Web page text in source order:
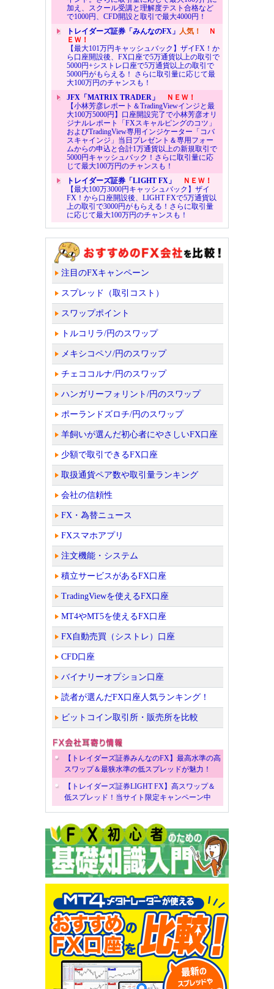
加え、スクール受講と理解度テスト合格など
で1000円、CFD開設と取引で最大4000円！
トレイダーズ証券「みんなのFX」 人気！
Ｎ
ＥＷ！
【最大101万円キャッシュバック】ザイFX！か
ら口座開設後、FX口座で5万通貨以上の取引で
5000円+シストレ口座で5万通貨以上の取引で
5000円がもらえる！ さらに取引量に応じて最
大100万円のチャンスも！
JFX「MATRIX TRADER」
ＮＥＷ！
【小林芳彦レポート＆TradingViewインジと最
大100万5000円】口座開設完了で小林芳彦オリ
ジナルレポート「FXスキャルピングのコツ」
およびTradingView専用インジケーター「コバ
スキャインジ」当日プレゼント＆専用フォー
ムからの申込と合計1万通貨以上の新規取引で
5000円キャッシュバック！さらに取引量に応
じて最大100万円のチャンスも！
トレイダーズ証券「LIGHT FX」
ＮＥＷ！
【最大100万3000円キャッシュバック】ザイ
FX！から口座開設後、LIGHT FXで5万通貨以
上の取引で3000円がもらえる！さらに取引量
に応じて最大100万円のチャンスも！
注目のFXキャンペーン
スプレッド（取引コスト）
スワップポイント
トルコリラ/円のスワップ
メキシコペソ/円のスワップ
チェココルナ/円のスワップ
ハンガリーフォリント/円のスワップ
ポーランドズロチ/円のスワップ
羊飼いが選んだ初心者にやさしいFX口座
少額で取引できるFX口座
取扱通貨ペア数や取引量ランキング
会社の信頼性
FX・為替ニュース
FXスマホアプリ
注文機能・システム
積立サービスがあるFX口座
TradingViewを使えるFX口座
MT4やMT5を使えるFX口座
FX自動売買（シストレ）口座
CFD口座
バイナリーオプション口座
読者が選んだFX口座人気ランキング！
ビットコイン取引所・販売所を比較
【トレイダーズ証券みんなのFX】最高水準の高
スワップ＆最狭水準の低スプレッドが魅力！
【トレイダーズ証券LIGHT FX】高スワップ＆
低スプレッド！当サイト限定キャンペーン中